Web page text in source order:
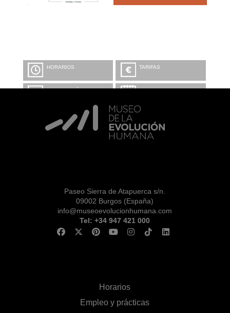
HORARIOS TARIFAS
INFORMACIÓN Y
CALENDARIO
VISITA CON
MICROEXPLICACIONES
Paseo Sierra de Atapuerca s/n.
09002 Burgos (España)
info@museoevolucionhumana.com
Tel: +34 947 421 000
Horarios
Empleo y prácticas